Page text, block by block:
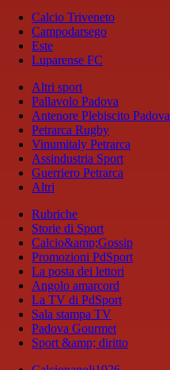
Calcio Triveneto
Campodarsego
Este
Luparense FC
Altri sport
Pallavolo Padova
Antenore Plebiscito Padova
Petrarca Rugby
Vinumitaly Petrarca
Assindustria Sport
Guerriero Petrarca
Altri
Rubriche
Storie di Sport
Calcio&amp;Gossip
Promozioni PdSport
La posta dei lettori
Angolo amarcord
La TV di PdSport
Sala stampa TV
Padova Gourmet
Sport &amp; diritto